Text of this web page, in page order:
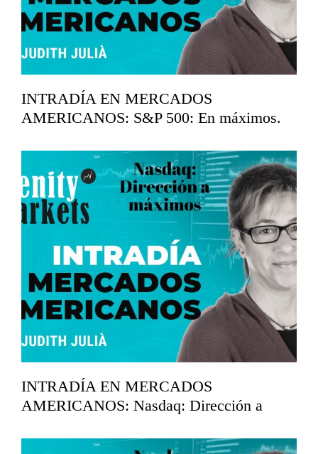
INTRADÍA EN MERCADOS
AMERICANOS: S&P 500: En máximos.
INTRADÍA EN MERCADOS
AMERICANOS: Nasdaq: Dirección a